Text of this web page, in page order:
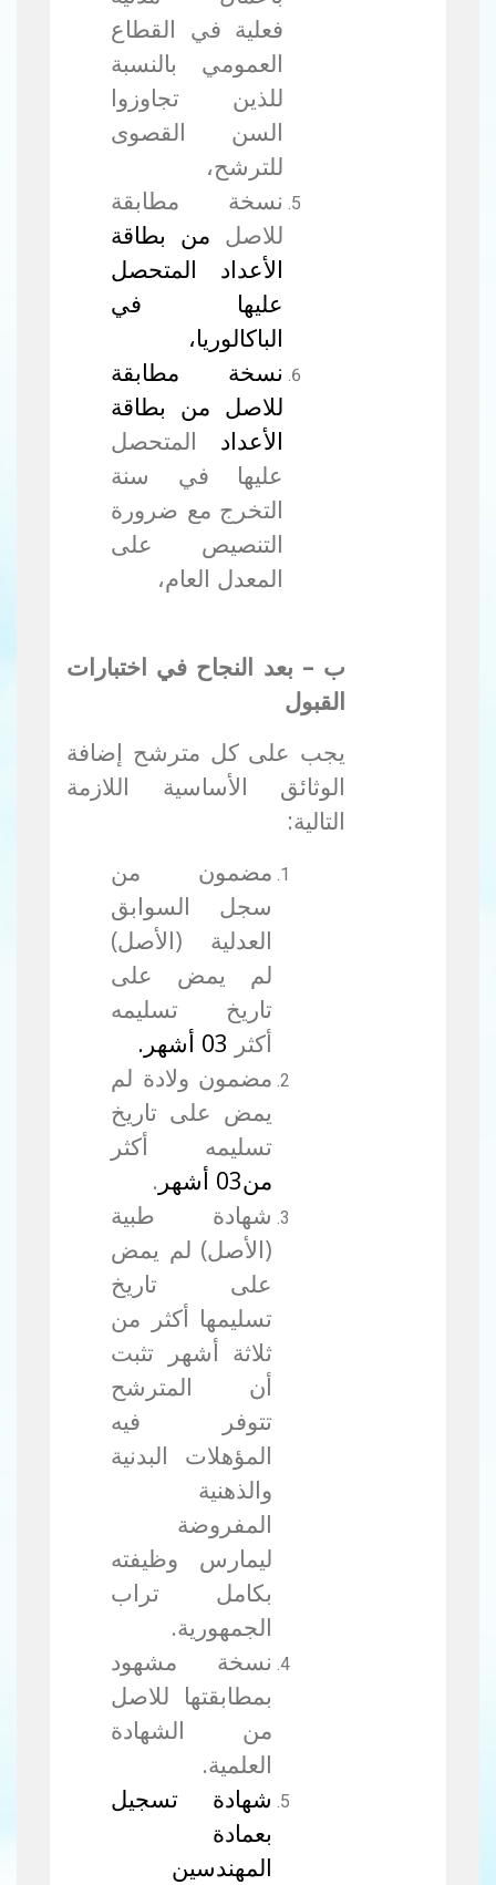
فعلية في القطاع
العمومي بالنسبة
للذين تجاوزوا
السن القصوى
للترشح،
نسخة مطابقة
للاصل من بطاقة
الأعداد المتحصل
عليها في
الباكالوريا،
نسخة مطابقة
للاصل من بطاقة
الأعداد المتحصل
عليها في سنة
التخرج مع ضرورة
التنصيص على
المعدل العام،
ب – بعد النجاح في اختبارات
القبول
يجب على كل مترشح إضافة
الوثائق الأساسية اللازمة
التالية:
مضمون من
سجل السوابق
العدلية (الأصل)
لم يمض على
تاريخ تسليمه
أكثر 03 أشهر.
مضمون ولادة لم
يمض على تاريخ
تسليمه أكثر
من03 أشهر
.
شهادة طبية
(الأصل) لم يمض
على تاريخ
تسليمها أكثر من
ثلاثة أشهر تثبت
أن المترشح
تتوفر فيه
المؤهلات البدنية
والذهنية
المفروضة
ليمارس وظيفته
بكامل تراب
الجمهورية.
نسخة مشهود
بمطابقتها للاصل
من الشهادة
العلمية.
شهادة تسجيل
بعمادة
المهندسين